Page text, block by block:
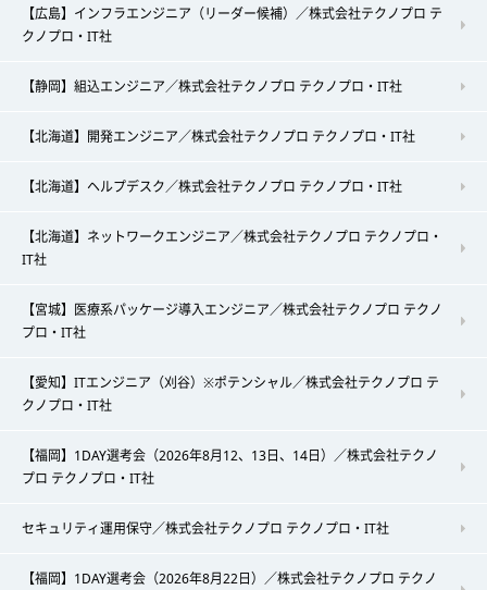
【広島】インフラエンジニア（リーダー候補）／株式会社テクノプロ テ
クノプロ・IT社
【静岡】組込エンジニア／株式会社テクノプロ テクノプロ・IT社
【北海道】開発エンジニア／株式会社テクノプロ テクノプロ・IT社
【北海道】ヘルプデスク／株式会社テクノプロ テクノプロ・IT社
【北海道】ネットワークエンジニア／株式会社テクノプロ テクノプロ・
IT社
【宮城】医療系パッケージ導入エンジニア／株式会社テクノプロ テクノ
プロ・IT社
【愛知】ITエンジニア（刈谷）※ポテンシャル／株式会社テクノプロ テ
クノプロ・IT社
【福岡】1DAY選考会（2026年8月12、13日、14日）／株式会社テクノ
プロ テクノプロ・IT社
セキュリティ運用保守／株式会社テクノプロ テクノプロ・IT社
【福岡】1DAY選考会（2026年8月22日）／株式会社テクノプロ テクノ